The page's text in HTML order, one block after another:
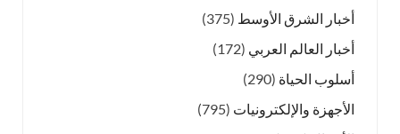
أخبار الشرق الأوسط (375)
أخبار العالم العربي (172)
أسلوب الحياة (290)
الأجهزة والإلكترونيات (795)